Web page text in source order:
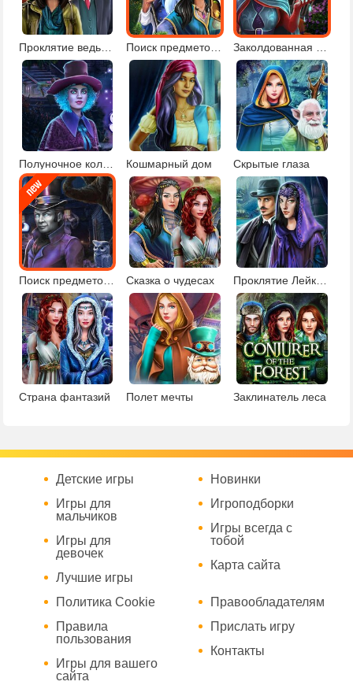
Проклятие ведьмы Поиск предметов в фэнтезийном лесу
Полуночное колдовство Кошмарный дом Скрытые глаза
Поиск предметов в деревне вампиров Сказка о чудесах Проклятие Лейквуда
Страна фантазий Полет мечты Заклинатель леса
Детские игры
Игры для
мальчиков
Игры для
девочек
Лучшие игры
Новинки
Игроподборки
Игры всегда с
тобой
Карта сайта
Политика Cookie
Правила
пользования
Игры для вашего
сайта
Правообладателям
Прислать игру
Контакты